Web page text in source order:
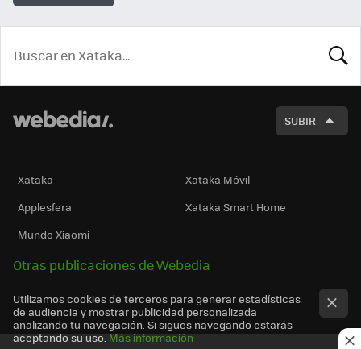
SUBIR
Xataka
Xataka Móvil
Applesfera
Xataka Smart Home
Mundo Xiaomi
Otras publicaciones de Webedia
Utilizamos cookies de terceros para generar estadísticas
de audiencia y mostrar publicidad personalizada
analizando tu navegación. Si sigues navegando estarás
aceptando su uso. Más información